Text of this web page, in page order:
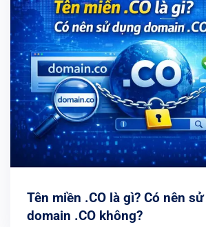
Tên miền .CO là gì? Có nên
domain .CO không?